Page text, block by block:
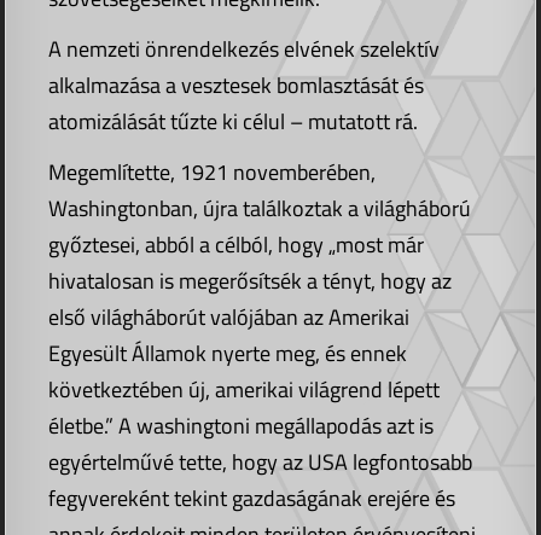
A nemzeti önrendelkezés elvének szelektív
alkalmazása a vesztesek bomlasztását és
atomizálását tűzte ki célul – mutatott rá.
Megemlítette, 1921 novemberében,
Washingtonban, újra találkoztak a világháború
győztesei, abból a célból, hogy „most már
hivatalosan is megerősítsék a tényt, hogy az
első világháborút valójában az Amerikai
Egyesült Államok nyerte meg, és ennek
következtében új, amerikai világrend lépett
életbe.” A washingtoni megállapodás azt is
egyértelművé tette, hogy az USA legfontosabb
fegyvereként tekint gazdaságának erejére és